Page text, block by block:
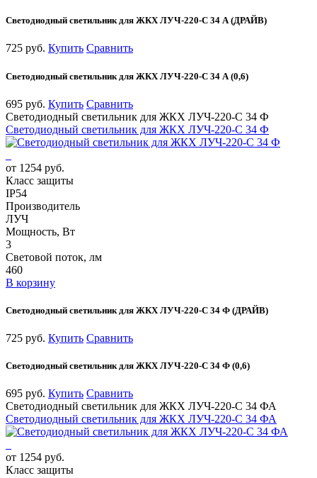
Светодиодный светильник для ЖКХ ЛУЧ-220-С 34 А (ДРАЙВ)
725 руб. Купить Сравнить
Светодиодный светильник для ЖКХ ЛУЧ-220-С 34 А (0,6)
695 руб. Купить Сравнить
Светодиодный светильник для ЖКХ ЛУЧ-220-С 34 Ф
Светодиодный светильник для ЖКХ ЛУЧ-220-С 34 Ф
от 1254 руб.
Класс защиты
IP54
Производитель
ЛУЧ
Мощность, Вт
3
Световой поток, лм
460
В корзину
Светодиодный светильник для ЖКХ ЛУЧ-220-С 34 Ф (ДРАЙВ)
725 руб. Купить Сравнить
Светодиодный светильник для ЖКХ ЛУЧ-220-С 34 Ф (0,6)
695 руб. Купить Сравнить
Светодиодный светильник для ЖКХ ЛУЧ-220-С 34 ФА
Светодиодный светильник для ЖКХ ЛУЧ-220-С 34 ФА
от 1254 руб.
Класс защиты